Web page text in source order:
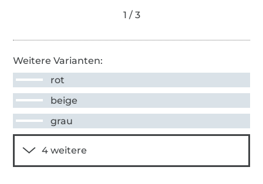
Weitere Varianten:
rot
beige
grau